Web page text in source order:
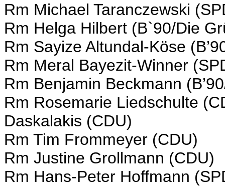
Rm Michael Taranczewski
Rm Helga Hilbert (B`90/Die
Rm Sayize Altundal-Köse
Rm Meral Bayezit-Winner
Rm Benjamin Beckmann
Rm Rosemarie Liedschulte
Daskalakis (CDU)
Rm Tim Frommeyer (CDU)
Rm Justine Grollmann (CDU)
Rm Hans-Peter Hoffmann